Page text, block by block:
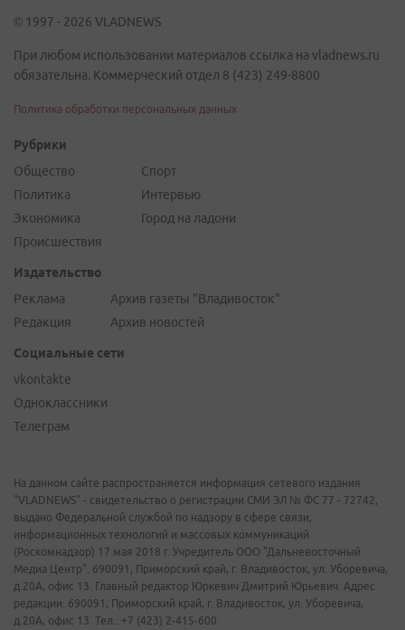
© 1997 - 2026 VLADNEWS
При любом использовании материалов ссылка на vladnews.ru
обязательна. Коммерческий отдел 8 (423) 249-8800
Политика обработки персональных данных
Рубрики
Общество
Политика
Экономика
Происшествия
Спорт
Интервью
Город на ладони
Издательство
Реклама
Редакция
Архив газеты "Владивосток"
Архив новостей
Социальные сети
vkontakte
Одноклассники
Телеграм
На данном сайте распространяется информация сетевого издания
"VLADNEWS" - свидетельство о регистрации СМИ ЭЛ № ФС 77 - 72742,
выдано Федеральной службой по надзору в сфере связи,
информационных технологий и массовых коммуникаций
(Роскомнадзор) 17 мая 2018 г. Учредитель ООО "Дальневосточный
Медиа Центр". 690091, Приморский край, г. Владивосток, ул. Уборевича,
д.20А, офис 13. Главный редактор Юркевич Дмитрий Юрьевич. Адрес
редакции: 690091, Приморский край, г. Владивосток, ул. Уборевича,
д.20А, офис 13. Тел.: +7 (423) 2-415-600.